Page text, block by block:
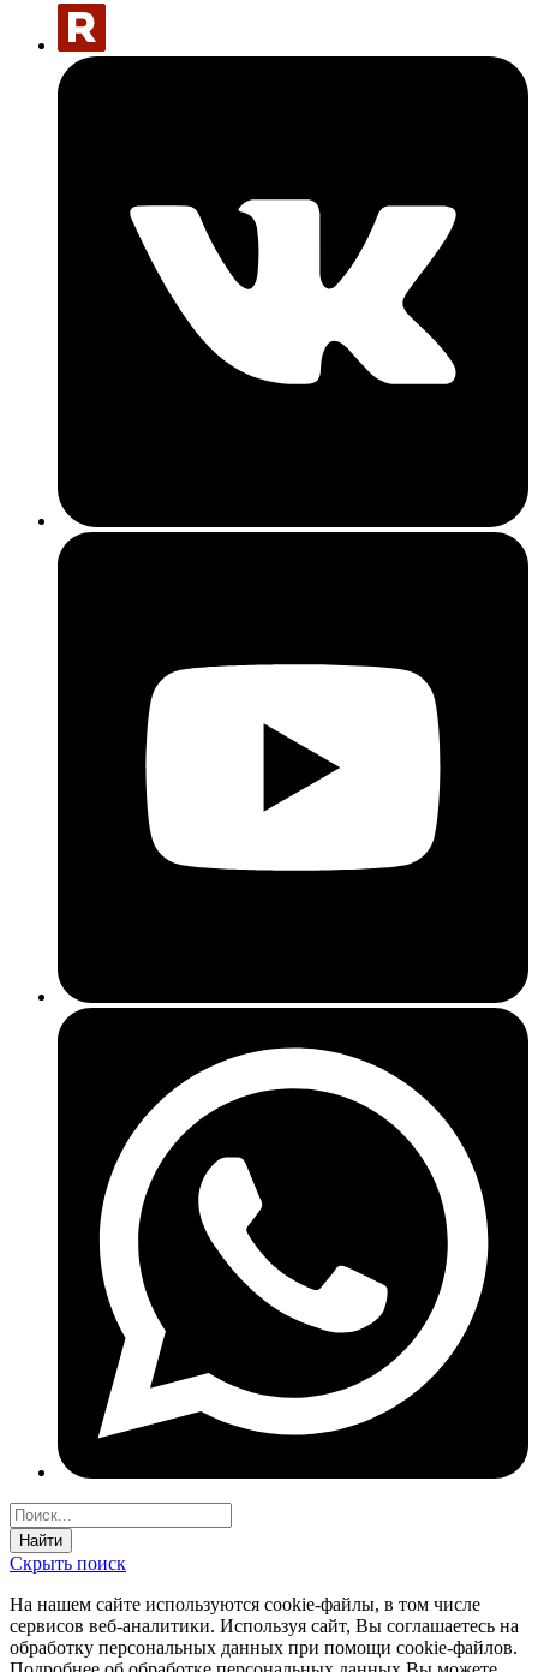
Найти
Скрыть поиск
На нашем сайте используются соokie-файлы, в том числе
сервисов веб-аналитики. Используя сайт, Вы соглашаетесь на
обработку персональных данных при помощи cookie-файлов.